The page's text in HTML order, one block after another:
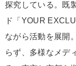
探究している。既
ド「YOUR
ながら活動を展開
らず、多様なメデ